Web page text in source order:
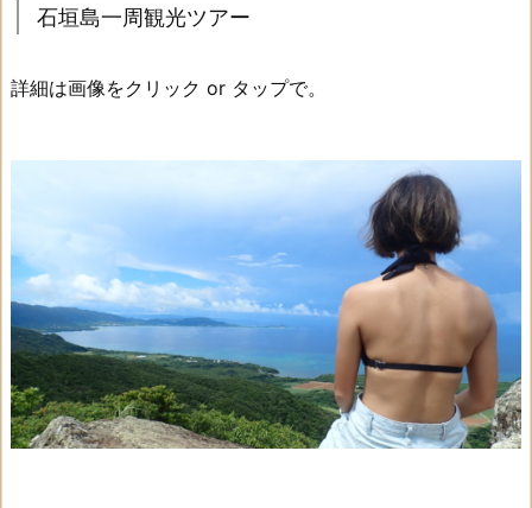
石垣島一周観光ツアー
詳細は画像をクリック or タップで。